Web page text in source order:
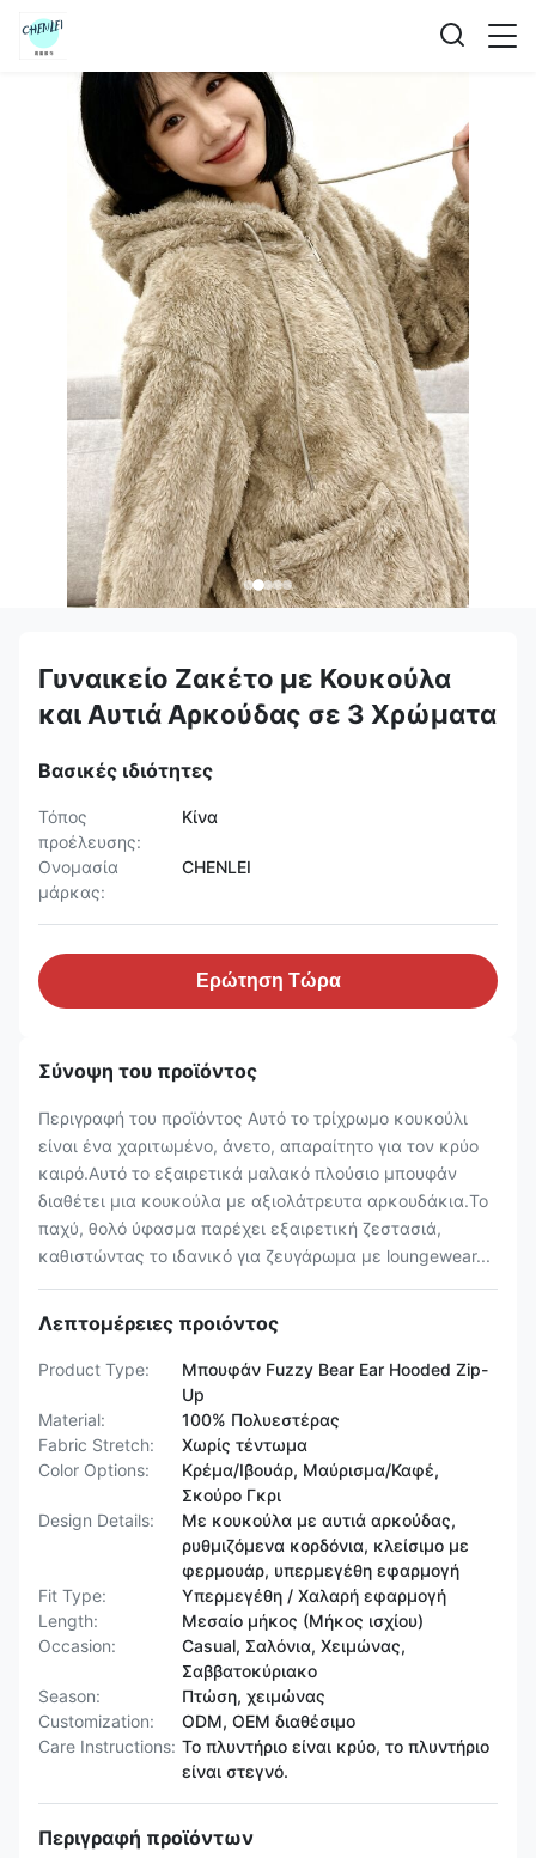
Γυναικείο Ζακέτο με Κουκούλα
και Αυτιά Αρκούδας σε 3 Χρώματα
Βασικές ιδιότητες
Τόπος
προέλευσης:
Κίνα
Ονομασία
μάρκας:
CHENLEI
Ερώτηση Τώρα
Σύνοψη του προϊόντος
Περιγραφή του προϊόντος Αυτό το τρίχρωμο κουκούλι
είναι ένα χαριτωμένο, άνετο, απαραίτητο για τον κρύο
καιρό.Αυτό το εξαιρετικά μαλακό πλούσιο μπουφάν
διαθέτει μια κουκούλα με αξιολάτρευτα αρκουδάκια.Το
παχύ, θολό ύφασμα παρέχει εξαιρετική ζεστασιά,
καθιστώντας το ιδανικό για ζευγάρωμα με loungewear...
Λεπτομέρειες προιόντος
Product Type:
Μπουφάν Fuzzy Bear Ear Hooded Zip-
Up
Material:
100% Πολυεστέρας
Fabric Stretch:
Χωρίς τέντωμα
Color Options:
Κρέμα/Ιβουάρ, Μαύρισμα/Καφέ,
Σκούρο Γκρι
Design Details:
Με κουκούλα με αυτιά αρκούδας,
ρυθμιζόμενα κορδόνια, κλείσιμο με
φερμουάρ, υπερμεγέθη εφαρμογή
Fit Type:
Υπερμεγέθη / Χαλαρή εφαρμογή
Length:
Μεσαίο μήκος (Μήκος ισχίου)
Occasion:
Casual, Σαλόνια, Χειμώνας,
Σαββατοκύριακο
Season:
Πτώση, χειμώνας
Customization:
ODM, OEM διαθέσιμο
Care Instructions: Το πλυντήριο είναι κρύο, το πλυντήριο
είναι στεγνό.
Περιγραφή προϊόντων